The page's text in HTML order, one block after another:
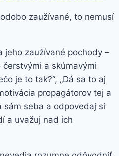
zaužívané, to nemusí
jeho zaužívané pochody –
a skúmavými
je to tak?“, „Dá sa to aj
propagátorov tej a
sám seba a odpovedaj si
a uvažuj nad ich